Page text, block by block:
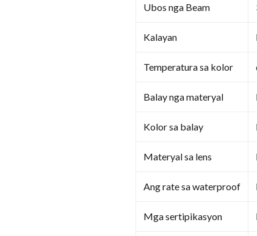
Ubos nga Beam
Kalayan
Temperatura sa kolor
Balay nga materyal
Kolor sa balay
Materyal sa lens
Ang rate sa waterproof
Mga sertipikasyon